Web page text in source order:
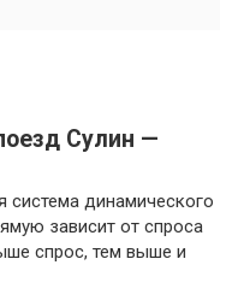
Сулин —
система динамического
зависит от спроса
спрос, тем выше и